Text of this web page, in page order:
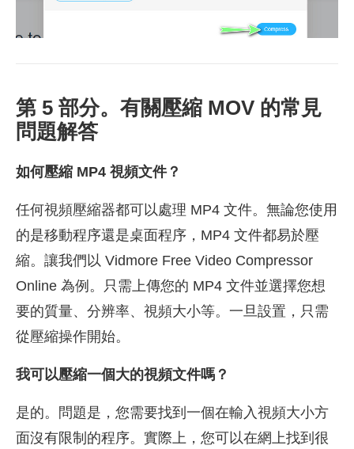
第 5 部分。有關壓縮 MOV 的常見
問題解答
如何壓縮 MP4 視頻文件？
任何視頻壓縮器都可以處理 MP4 文件。無論您使用
的是移動程序還是桌面程序，MP4 文件都易於壓
縮。讓我們以 Vidmore Free Video Compressor
Online 為例。只需上傳您的 MP4 文件並選擇您想
要的質量、分辨率、視頻大小等。一旦設置，只需
從壓縮操作開始。
我可以壓縮一個大的視頻文件嗎？
是的。問題是，您需要找到一個在輸入視頻大小方
面沒有限制的程序。實際上，您可以在網上找到很